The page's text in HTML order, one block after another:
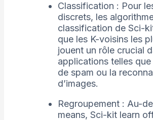
Classification : Pour
discrets, les
classification de Sci-
que les K-voisins les
jouent un rôle crucial
applications telles
de spam ou la
d’images.
Regroupement : Au-
means, Sci-kit learn